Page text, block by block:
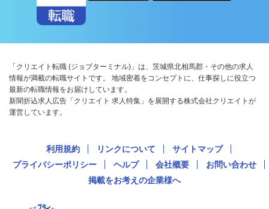
「クリエイト転職 (ジョブターミナル)」は、茨城県北相馬郡・その他の求人
情報が満載の転職サイトです。 地域密着をコンセプトに、仕事探しに役立つ
最新の転職情報をお届けしています。
新聞折込求人広告「クリエイト 求人特集」を展開する株式会社クリエイトが
運営しています。
利用規約 リンクについて
サイトマップ
プライバシーポリシー
ヘルプ 会社概要
お問い合わせ
掲載をお考えの企業様へ